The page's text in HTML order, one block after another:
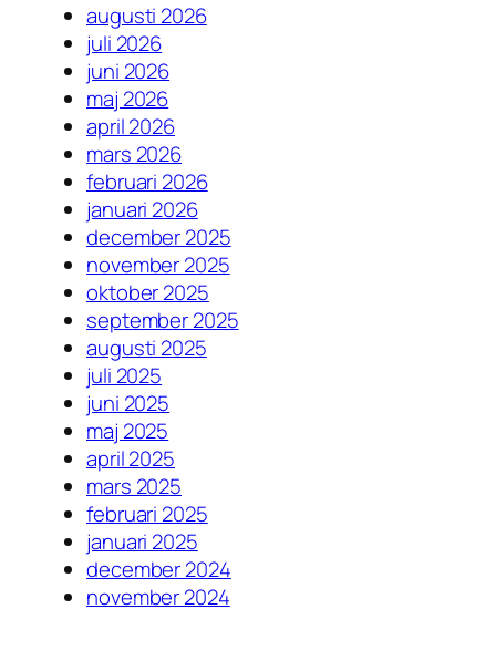
augusti 2026
juli 2026
juni 2026
maj 2026
april 2026
mars 2026
februari 2026
januari 2026
december 2025
november 2025
oktober 2025
september 2025
augusti 2025
juli 2025
juni 2025
maj 2025
april 2025
mars 2025
februari 2025
januari 2025
december 2024
november 2024